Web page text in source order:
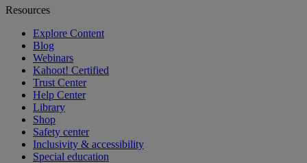
Resources
Explore Content
Blog
Webinars
Kahoot! Certified
Trust Center
Help Center
Library
Shop
Safety center
Inclusivity & accessibility
Special education